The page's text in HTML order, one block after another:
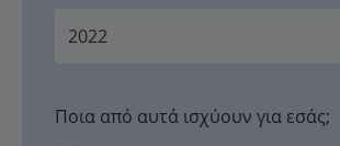
Ποια από αυτά ισχύουν για εσάς;